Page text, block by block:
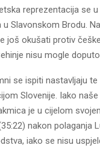
reprezentacija se
u Slavonskom Brodu.
još okušati protiv
nisu mogle
se ispiti nastavljaju
Slovenije. Iako
je u cijelom
nakon polaganja
iako se nisu